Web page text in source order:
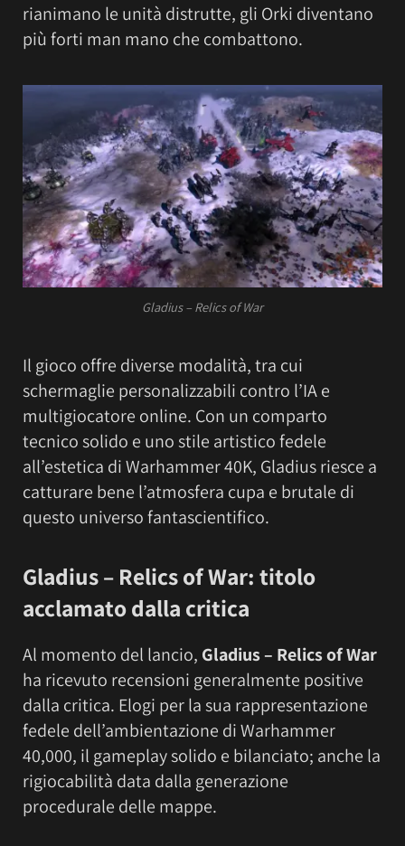
rianimano le unità distrutte, gli Orki diventano
più forti man mano che combattono.
Gladius – Relics of War
Il gioco offre diverse modalità, tra cui
schermaglie personalizzabili contro l’IA e
multigiocatore online. Con un comparto
tecnico solido e uno stile artistico fedele
all’estetica di Warhammer 40K, Gladius riesce a
catturare bene l’atmosfera cupa e brutale di
questo universo fantascientifico.
Gladius – Relics of War: titolo
acclamato dalla critica
Al momento del lancio, Gladius – Relics of War
ha ricevuto recensioni generalmente positive
dalla critica. Elogi per la sua rappresentazione
fedele dell’ambientazione di Warhammer
40,000, il gameplay solido e bilanciato; anche la
rigiocabilità data dalla generazione
procedurale delle mappe.